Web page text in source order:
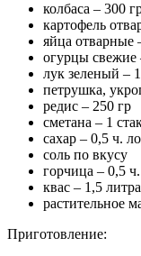
колбаса – 300
картофель
яйца отварные
огурцы свежие
лук зеленый –
петрушка,
редис – 250 гр
сметана – 1
сахар – 0,5 ч.
соль по вкусу
горчица – 0,5
квас – 1,5 литра
растительное
Приготовление: